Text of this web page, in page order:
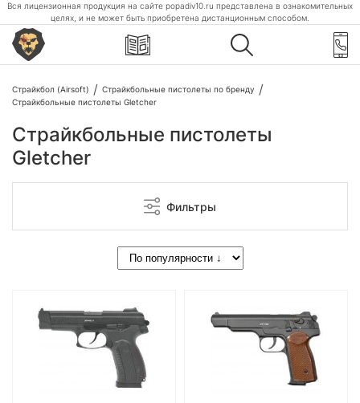
Вся лицензионная продукция на сайте popadiv10.ru представлена в ознакомительных
целях, и не может быть приобретена дистанционным способом.
Страйкбол (Airsoft)
Страйкбольные пистолеты по бренду
Страйкбольные пистолеты Gletcher
Страйкбольные пистолеты
Gletcher
Фильтры